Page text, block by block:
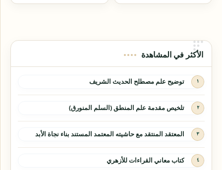
الأكثر في المشاهدة
توضيح علم مصطلح الحديث الشريف
تلخيص مقدمة علم المنطق (السلم المنورق)
المعتقد المنتقد مع حاشيته المعتمد المستند بناء نجاة الأبد
كتاب معاني القراءات للأزهري